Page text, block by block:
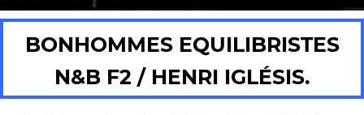
BONHOMMES EQUILIBRISTES
N&B F2 / HENRI IGLÉSIS.